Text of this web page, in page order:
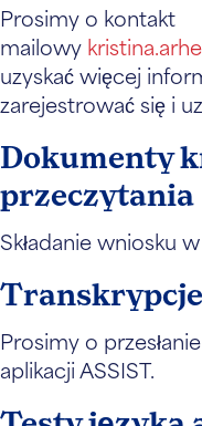
Prosimy o kontakt
mailowy
uzyskać więcej
zarejestrować się i
Dokumenty
przeczytania
Składanie wniosku
Transkrypcje
Prosimy o
aplikacji ASSIST.